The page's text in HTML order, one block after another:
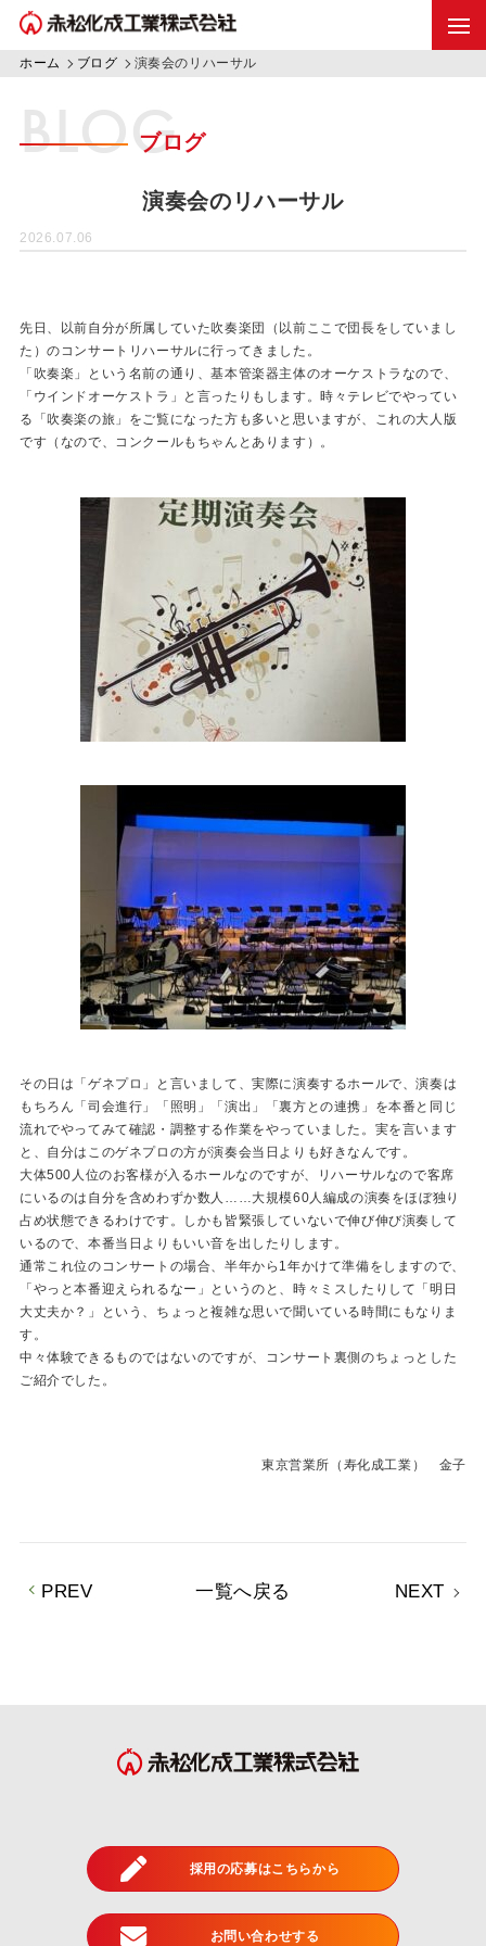
ホーム ブログ 演奏会のリハーサル
BLOG
ブログ
演奏会のリハーサル
2026.07.06
先日、以前自分が所属していた吹奏楽団（以前ここで団長をしていまし
た）のコンサートリハーサルに行ってきました。
「吹奏楽」という名前の通り、基本管楽器主体のオーケストラなので、
「ウインドオーケストラ」と言ったりもします。時々テレビでやってい
る「吹奏楽の旅」をご覧になった方も多いと思いますが、これの大人版
です（なので、コンクールもちゃんとあります）。
その日は「ゲネプロ」と言いまして、実際に演奏するホールで、演奏は
もちろん「司会進行」「照明」「演出」「裏方との連携」を本番と同じ
流れでやってみて確認・調整する作業をやっていました。実を言います
と、自分はこのゲネプロの方が演奏会当日よりも好きなんです。
大体500人位のお客様が入るホールなのですが、リハーサルなので客席
にいるのは自分を含めわずか数人……大規模60人編成の演奏をほぼ独り
占め状態できるわけです。しかも皆緊張していないで伸び伸び演奏して
いるので、本番当日よりもいい音を出したりします。
通常これ位のコンサートの場合、半年から1年かけて準備をしますので、
「やっと本番迎えられるなー」というのと、時々ミスしたりして「明日
大丈夫か？」という、ちょっと複雑な思いで聞いている時間にもなりま
す。
中々体験できるものではないのですが、コンサート裏側のちょっとした
ご紹介でした。
東京営業所（寿化成工業） 金子
PREV 一覧へ戻る NEXT
採用の応募はこちらから
お問い合わせする